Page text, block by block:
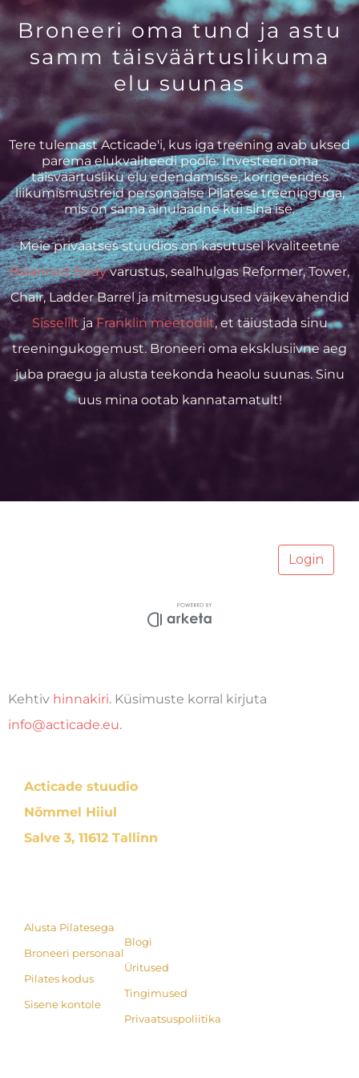
Broneeri oma tund ja astu
samm täisväärtuslikuma
elu suunas
Tere tulemast Acticade'i, kus iga treening avab uksed
parema elukvaliteedi poole. Investeeri oma
täisväärtusliku elu edendamisse, korrigeerides
liikumismustreid personaalse Pilatese treeninguga,
mis on sama ainulaadne kui sina ise.
Meie privaatses stuudios on kasutusel kvaliteetne
Balanced Bodyvarustus, sealhulgas Reformer, Tower,
Chair, Ladder Barrel ja mitmesugused väikevahendid
SisseliltjaFranklin meetodilt, et täiustada sinu
treeningukogemust. Broneeri oma eksklusiivne aeg
juba praegu ja alusta teekonda heaolu suunas. Sinu
uus mina ootab kannatamatult!
Kehtiv hinnakiri. Küsimuste korral kirjuta
info@acticade.eu.
Acticade stuudio
Nõmmel Hiiul
Salve 3, 11612 Tallinn
Alusta Pilatesega
Broneeri personaal
Pilates kodus
Sisene kontole
Blogi
Üritused
Tingimused
Privaatsuspoliitika